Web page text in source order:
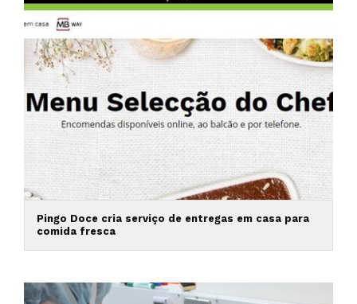
Pingo Doce cria serviço de entregas em casa para
comida fresca